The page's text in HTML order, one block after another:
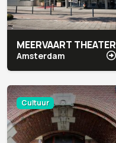
MEERVAART THEATER
Amsterdam
Cultuur